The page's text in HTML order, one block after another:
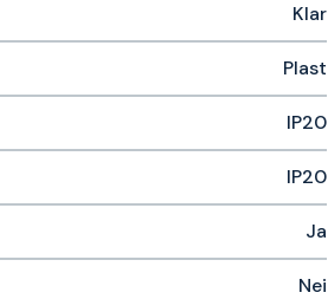
Klar
Plast
IP20
IP20
Ja
Nei